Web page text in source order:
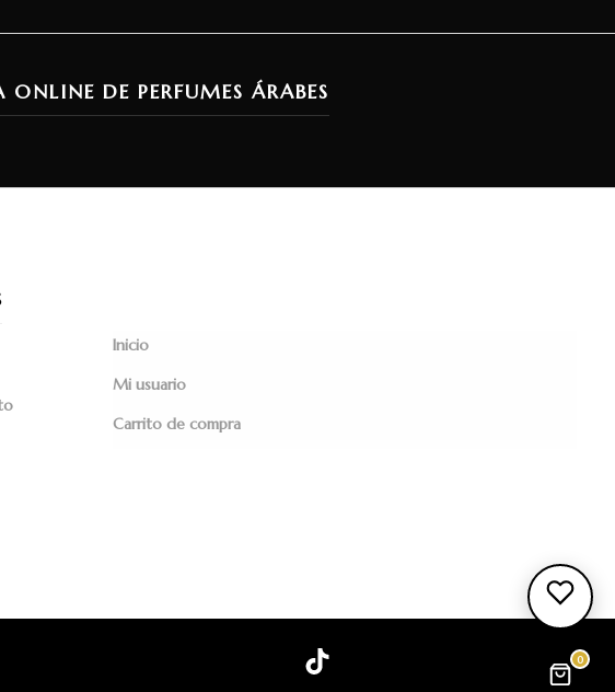
DE PERFUMES ÁRABES
Inicio
Mi usuario
Carrito de compra
0